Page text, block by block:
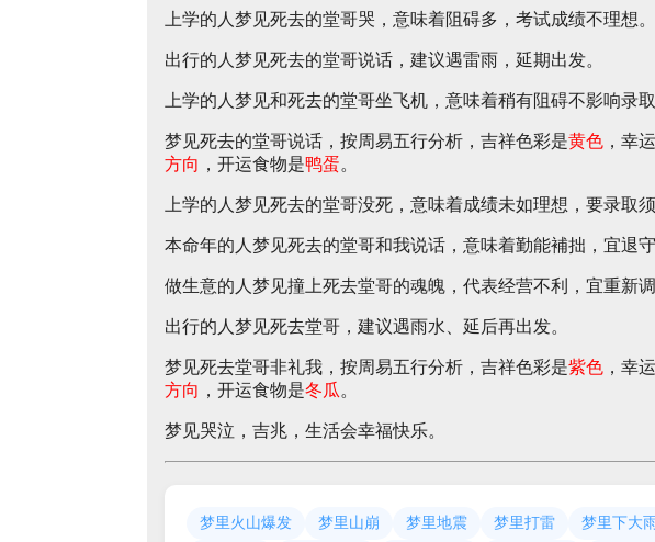
上学的人梦见死去的堂哥哭，意味着阻碍多，考试成绩不理想。
出行的人梦见死去的堂哥说话，建议遇雷雨，延期出发。
上学的人梦见和死去的堂哥坐飞机，意味着稍有阻碍不影响录取
梦见死去的堂哥说话，按周易五行分析，吉祥色彩是黄色 ，幸
方向 ，开运食物是鸭蛋。
上学的人梦见死去的堂哥没死，意味着成绩未如理想，要录取须
本命年的人梦见死去的堂哥和我说话，意味着勤能補拙，宜退
做生意的人梦见撞上死去堂哥的魂魄，代表经营不利，宜重新调
出行的人梦见死去堂哥，建议遇雨水、延后再出发。
梦见死去堂哥非礼我，按周易五行分析，吉祥色彩是紫色 ，幸
方向 ，开运食物是冬瓜 。
梦见哭泣，吉兆，生活会幸福快乐。
梦里火山爆发 梦里山崩 梦里地震 梦里打雷 梦里下大